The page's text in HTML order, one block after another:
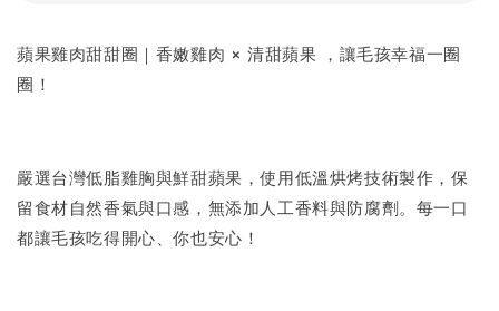
蘋果雞肉甜甜圈｜香嫩雞肉 × 清甜蘋果 ，讓毛孩幸福一圈
圈！
嚴選台灣低脂雞胸與鮮甜蘋果，使用低溫烘烤技術製作，保
留食材自然香氣與口感，無添加人工香料與防腐劑。每一口
都讓毛孩吃得開心、你也安心！